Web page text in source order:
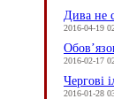
Дива не
2016-04-19
2016-02-17
Чергові
2016-01-28